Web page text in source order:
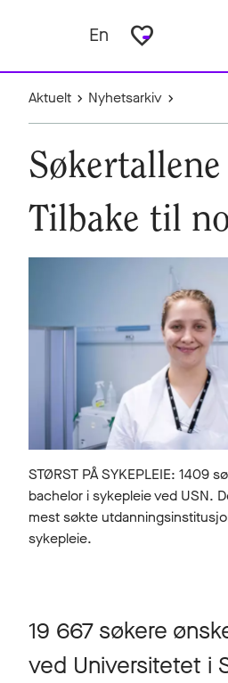
En favorite_border
Aktuelt Nyhetsarkiv
Søkertallene
Tilbake til
STØRST PÅ SYKEPLEIE: 1409
bachelor i sykepleie ved USN.
mest søkte
sykepleie.
19 667 søkere
ved Universitetet i